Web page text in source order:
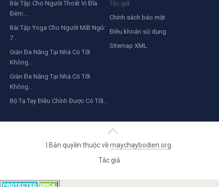
Bài Tập Cho Người Thoát Vị Đĩa
Đệm:...
Bài Tập Yoga Cho Người Mất Ngủ:
7...
Giàn Đa Năng Tại Nhà Có Tốt
Không...
Giàn Đa Năng Tại Nhà Có Tốt
Không...
Bộ Tạ Tay Điều Chỉnh Được Có Tốt...
Tác giả
Chính sách bảo mật
Điều khoản sử dụng
Sitemap XML
Bản quyền thuộc vềmaychaybodien.org.
Tác giả